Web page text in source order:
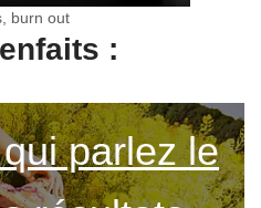
burn out
:
parlez le